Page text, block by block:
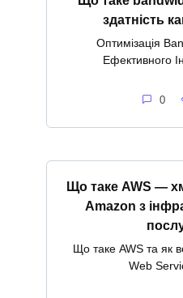
здатність
Оптимізація
Ефективного
0
Що таке AWS —
Amazon з
Що таке AWS та як
Web